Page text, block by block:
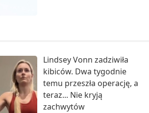
Lindsey Vonn zadziwiła
kibiców. Dwa tygodnie
temu przeszła operację, a
teraz... Nie kryją
zachwytów